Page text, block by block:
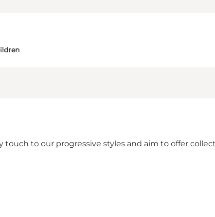
touch to our progressive styles and aim to offer